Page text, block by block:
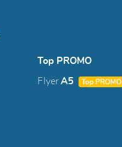
Top PROMO
FlyerA5 Top PROMO